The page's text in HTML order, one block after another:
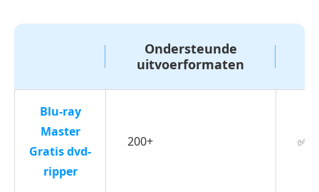
methode
rippen
externe
Ondersteunde
uitvoerformaten
Blu-ray
Master
Gratis dvd-
ripper
200+ ✅